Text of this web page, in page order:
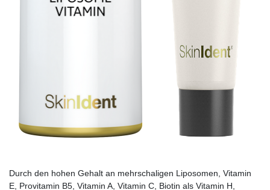
Durch den hohen Gehalt an mehrschaligen Liposomen, Vitamin
E, Provitamin B5, Vitamin A, Vitamin C, Biotin als Vitamin H,